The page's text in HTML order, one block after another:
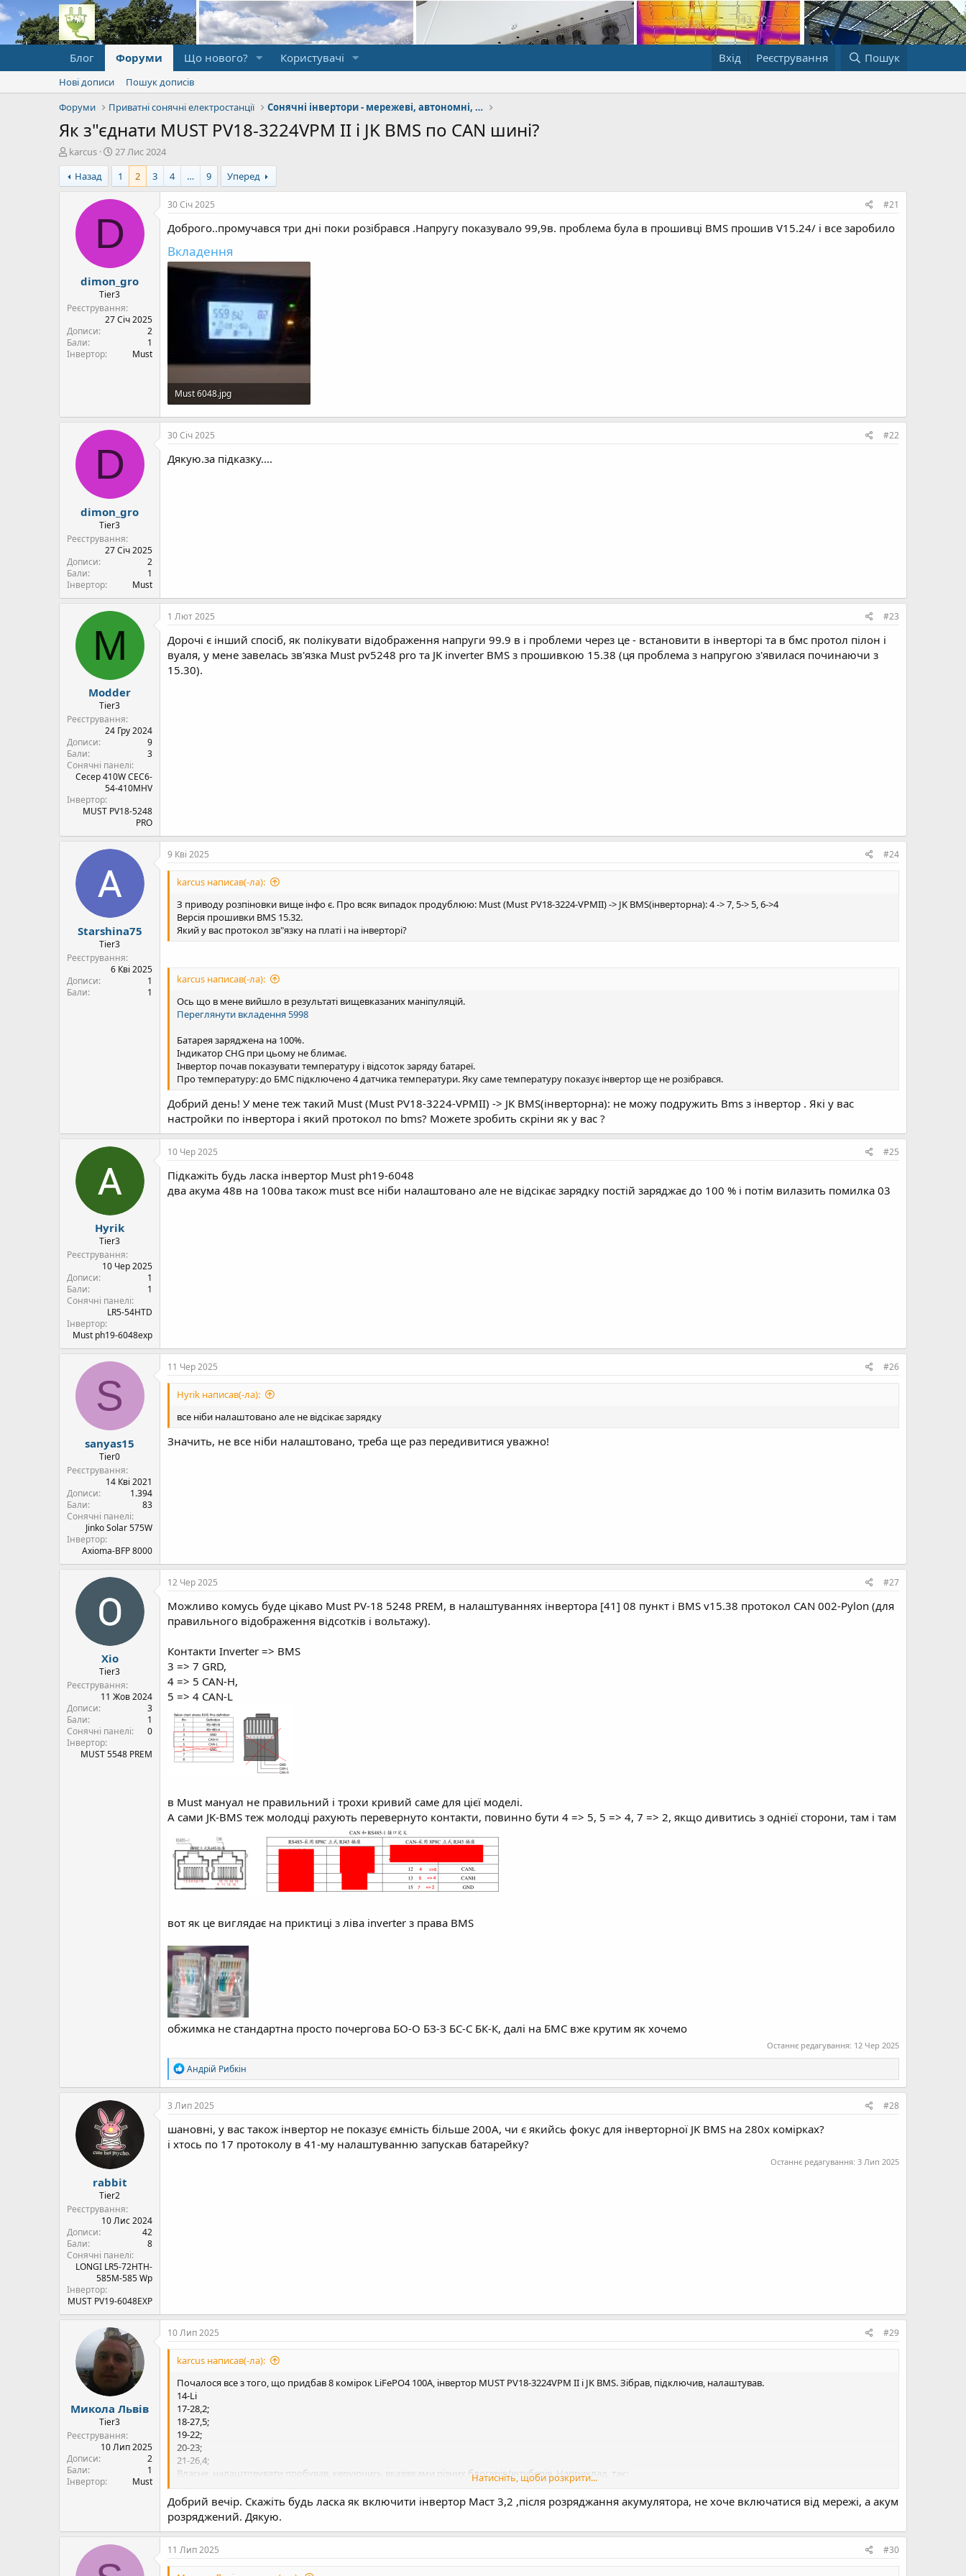
Блог Форуми Що нового? Користувачі Вхід Реєстрування Пошук
Нові дописи
Пошук дописів
Форуми
Приватні сонячні електростанції Сонячні інвертори - мережеві, автономні, гібридні
Як з"єднати MUST PV18-3224VPM II i JK BMS по САN шині?
А
в
т
о
karcus
Д
а
а
п
ч
а
к
у
27 Лис 2024
Назад
1 2 3 4 … 9 Уперед
D
dimon_gro
Tier3
Реєстрування
27 Січ 2025
Дописи
2
Бали
1
Інвертор
Must
30 Січ 2025 #21
Доброго..промучався три дні поки розібрався .Напругу показувало 99,9в. проблема була в прошивці BMS прошив V15.24/ і все заробило
Вкладення
Must 6048.jpg
97,2 Кб · Перегляди: 106
D
dimon_gro
Tier3
Реєстрування
27 Січ 2025
Дописи
2
Бали
1
Інвертор
Must
30 Січ 2025 #22
Дякую.за підказку....
M
Modder
Tier3
Реєстрування
24 Гру 2024
Дописи
9
Бали
3
Сонячні панелі
Cecep 410W CEC6-
54-410MHV
Інвертор
MUST PV18-5248
PRO
1 Лют 2025 #23
Дорочі є інший спосіб, як полікувати відображення напруги 99.9 в і проблеми через це - встановити в інверторі та в бмс протол пілон і
вуаля, у мене завелась зв'язка Must pv5248 pro та JK inverter BMS з прошивкою 15.38 (ця проблема з напругою з'явилася починаючи з
15.30).
Starshina75
Tier3
Реєстрування
6 Кві 2025
Дописи
1
Бали
1
9 Кві 2025 #24
karcus написав(-ла):
З приводу розпіновки вище інфо є. Про всяк випадок продублюю: Must (Must PV18-3224-VPMII) -> JK BMS(інверторна): 4 -> 7, 5-> 5, 6->4
Версія прошивки BMS 15.32.
Який у вас протокол зв"язку на платі і на інверторі?
karcus написав(-ла):
Ось що в мене вийшло в результаті вищевказаних маніпуляцій.
Переглянути вкладення 5998
Батарея заряджена на 100%.
Індикатор CHG при цьому не блимає.
Інвертор почав показувати температуру і відсоток заряду батареї.
Про температуру: до БМС підключено 4 датчика температури. Яку саме температуру показує інвертор ще не розібрався.
Добрий день! У мене теж такий Must (Must PV18-3224-VPMII) -> JK BMS(інверторна): не можу подружить Bms з інвертор . Які у вас
настройки по інвертора і який протокол по bms? Можете зробить скріни як у вас ?
Hyrik
Tier3
Реєстрування
10 Чер 2025
Дописи
1
Бали
1
Сонячні панелі
LR5-54HTD
Інвертор
Must ph19-6048exp
10 Чер 2025 #25
Підкажіть будь ласка інвертор Must ph19-6048
два акума 48в на 100ва також must все ніби налаштовано але не відсікає зарядку постій заряджає до 100 % і потім вилазить помилка 03
S
sanyas15
Tier0
Реєстрування
14 Кві 2021
Дописи
1.394
Бали
83
Сонячні панелі
Jinko Solar 575W
Інвертор
Axioma-BFP 8000
11 Чер 2025 #26
Hyrik написав(-ла):
все ніби налаштовано але не відсікає зарядку
Значить, не все ніби налаштовано, треба ще раз передивитися уважно!
Xio
Tier3
Реєстрування
11 Жов 2024
Дописи
3
Бали
1
Сонячні панелі
0
Інвертор
MUST 5548 PREM
12 Чер 2025 #27
Можливо комусь буде цікаво Must PV-18 5248 PREM, в налаштуваннях інвертора [41] 08 пункт і BMS v15.38 протокол CAN 002-Pylon (для
правильного відображення відсотків і вольтажу).
Контакти Inverter => BMS
3 => 7 GRD,
4 => 5 CAN-H,
5 => 4 CAN-L
в Must мануал не правильний і трохи кривий саме для цієї моделі.
А сами JK-BMS теж молодці рахують перевернуто контакти, повинно бути 4 => 5, 5 => 4, 7 => 2, якщо дивитись з однієї сторони, там і там
вот як це виглядає на приктиці з ліва inverter з права BMS
обжимка не стандартна просто почергова БО-О БЗ-З БС-С БК-К, далі на БМС вже крутим як хочемо
Останнє редагування: 12 Чер 2025
Р
е
а
к
і
ї
:
Андрій Рибкін
rabbit
Tier2
Реєстрування
10 Лис 2024
Дописи
42
Бали
8
Сонячні панелі
LONGI LR5-72HTH-
585M-585 Wp
Інвертор
MUST PV19-6048EXP
3 Лип 2025 #28
шановні, у вас також інвертор не показує ємність більше 200А, чи є якийсь фокус для інверторної JK BMS на 280х комірках?
і хтось по 17 протоколу в 41-му налаштуванню запускав батарейку?
Останнє редагування: 3 Лип 2025
Микола Львів
Tier3
Реєстрування
10 Лип 2025
Дописи
2
Бали
1
Інвертор
Must
10 Лип 2025 #29
karcus написав(-ла):
Почалося все з того, що придбав 8 комірок LiFePO4 100А, інвертор MUST PV18-3224VPM II i JK BMS. Зібрав, підключив, налаштував.
14-Li
17-28,2;
18-27,5;
19-22;
20-23;
21-26,4;
Власне, налаштовувати пробував, керуючись вказівками різних блогерів/ютуберів. Наприклад, так:
17-27.6
18-27
19-22
20-23
21-26.4
Натисніть, щоби розкрити...
Добрий вечір. Скажіть будь ласка як включити інвертор Маст 3,2 ,після розряджання акумулятора, не хоче включатися від мережі, а акум
розряджений. Дякую.
11 Лип 2025 #30